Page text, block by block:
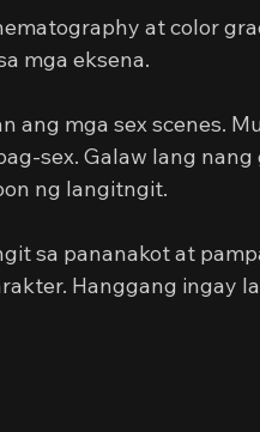
at color
mga eksena.
ang mga sex scenes.
sex. Galaw lang
ng langitngit.
sa pananakot at
Hanggang ingay